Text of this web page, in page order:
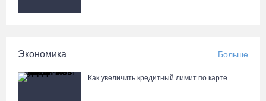
Экономика Больше
Как увеличить кредитный лимит по карте